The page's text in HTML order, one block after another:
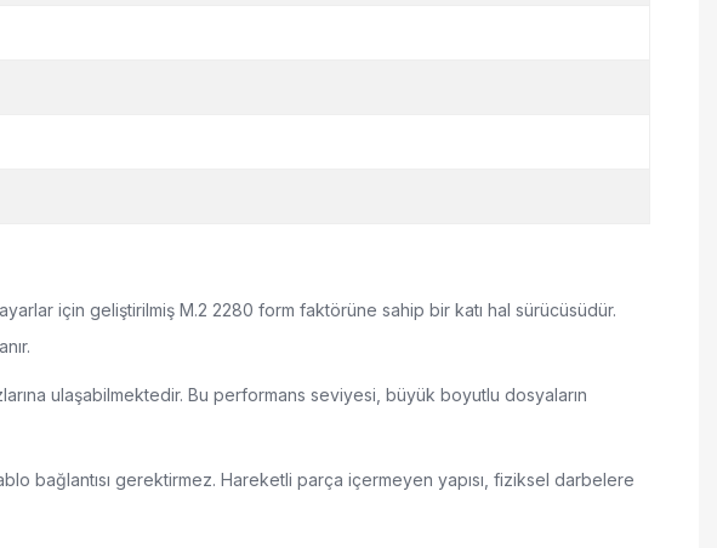
için geliştirilmiş M.2 2280 form faktörüne sahip bir katı hal sürücüsüdür.
ulaşabilmektedir. Bu performans seviyesi, büyük boyutlu dosyaların
bağlantısı gerektirmez. Hareketli parça içermeyen yapısı, fiziksel darbelere